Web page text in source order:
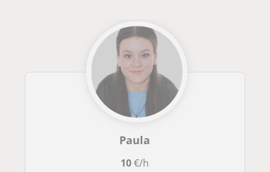
Paula
10€/h